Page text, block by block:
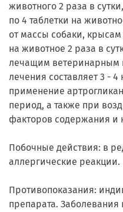
животного 2 раза в
по 4 таблетки на
от массы собаки, крысам
на животное 2 раза в
лечащим ветеринарным
лечения составляет 3 -
применение
период, а также при
факторов содержания и
Побочные действия: в
аллергические реакции.
Противопоказания:
препарата.